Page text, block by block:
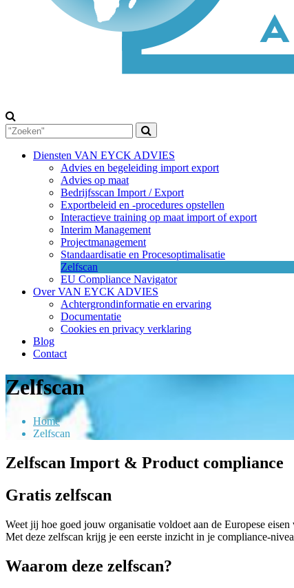
Diensten VAN EYCK ADVIES
Advies en begeleiding import export
Advies op maat
Bedrijfsscan Import / Export
Exportbeleid en -procedures opstellen
Interactieve training op maat import of export
Interim Management
Projectmanagement
Standaardisatie en Procesoptimalisatie
Zelfscan
EU Compliance Navigator
Over VAN EYCK ADVIES
Achtergrondinformatie en ervaring
Documentatie
Cookies en privacy verklaring
Blog
Contact
Zelfscan
Home
Zelfscan
Zelfscan Import & Product compliance
Gratis zelfscan
Weet jij hoe goed jouw organisatie voldoet aan de Europese
Met deze zelfscan krijg je een eerste inzicht in je compliance-
Waarom deze zelfscan?